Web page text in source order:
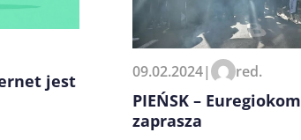
pisania
jest
09.02.2024| red.
PIEŃSK – Euregiokom
zaprasza